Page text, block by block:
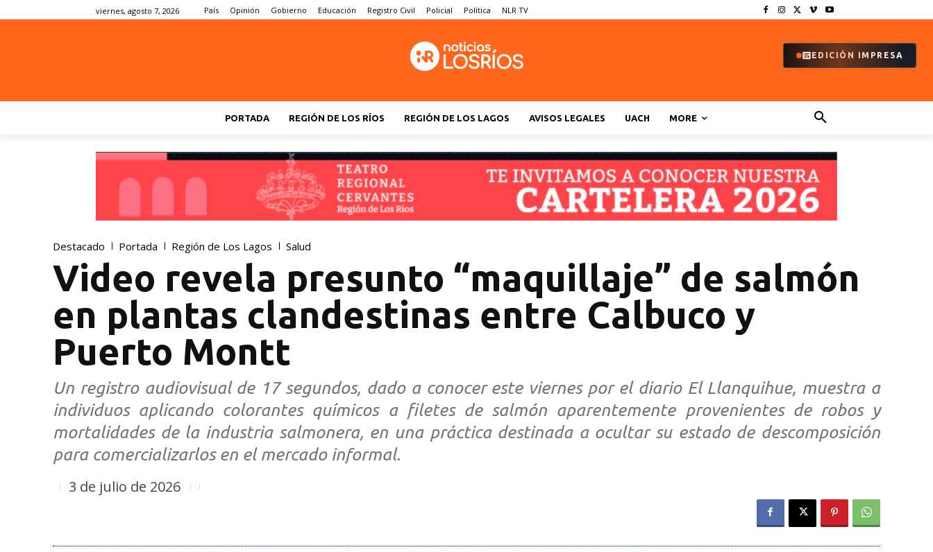
viernes, agosto 7, 2026 País Opinión Gobierno Educación Registro Civil Policial Política NLR TV
EDICIÓN IMPRESA
PORTADA REGIÓN DE LOS RÍOS REGIÓN DE LOS LAGOS AVISOS LEGALES UACH MORE
Destacado Portada Región de Los Lagos Salud
Video revela presunto “maquillaje” de salmón
en plantas clandestinas entre Calbuco y
Puerto Montt
Un registro audiovisual de 17 segundos, dado a conocer este viernes por el diario El Llanquihue, muestra a
individuos aplicando colorantes químicos a filetes de salmón aparentemente provenientes de robos y
mortalidades de la industria salmonera, en una práctica destinada a ocultar su estado de descomposición
para comercializarlos en el mercado informal.
3 de julio de 2026